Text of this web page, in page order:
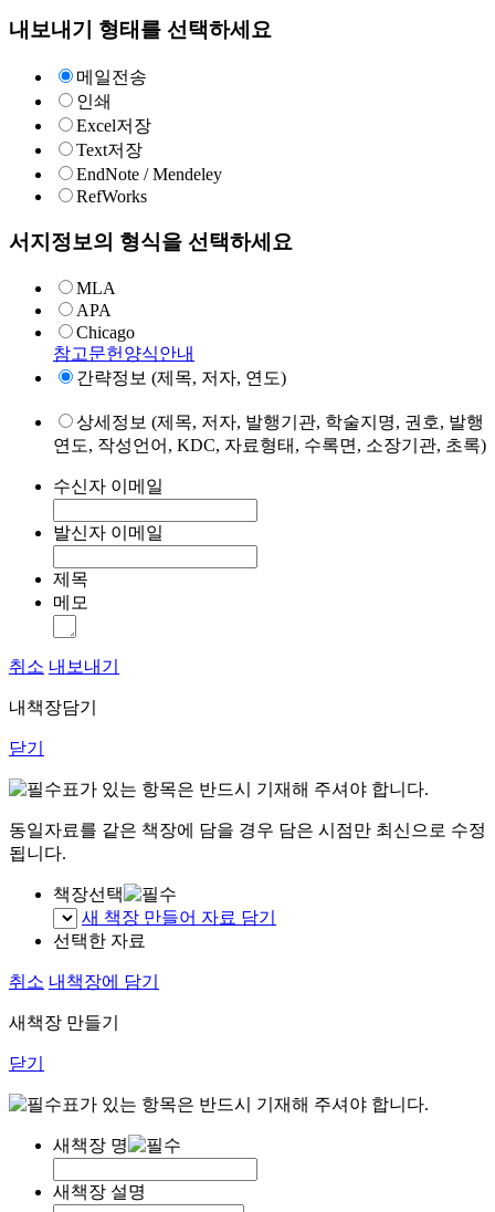
내보내기 형태를 선택하세요
메일전송
인쇄
Excel저장
Text저장
EndNote / Mendeley
RefWorks
서지정보의 형식을 선택하세요
MLA
APA
Chicago
참고문헌양식안내
간략정보 (제목, 저자, 연도)
상세정보 (제목, 저자, 발행기관, 학술지명, 권호, 발행
연도, 작성언어, KDC, 자료형태, 수록면, 소장기관, 초록)
수신자 이메일
발신자 이메일
제목
메모
취소 내보내기
내책장담기
닫기
표가 있는 항목은 반드시 기재해 주셔야 합니다.
동일자료를 같은 책장에 담을 경우 담은 시점만 최신으로 수정
됩니다.
책장선택
새 책장 만들어 자료 담기
선택한 자료
취소 내책장에 담기
새책장 만들기
닫기
표가 있는 항목은 반드시 기재해 주셔야 합니다.
새책장 명
새책장 설명